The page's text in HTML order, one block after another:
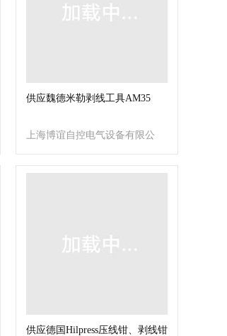
供应魏德米勒剥线工具AM35
上海博谊自控电气设备有限公
司
供应德国Hilpress压线钳、剥线钳